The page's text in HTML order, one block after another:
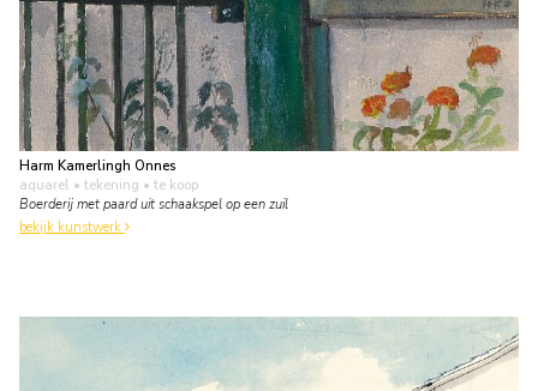
Harm Kamerlingh Onnes
aquarel • tekening • te koop
Boerderij met paard uit schaakspel op een zuil
bekijk kunstwerk